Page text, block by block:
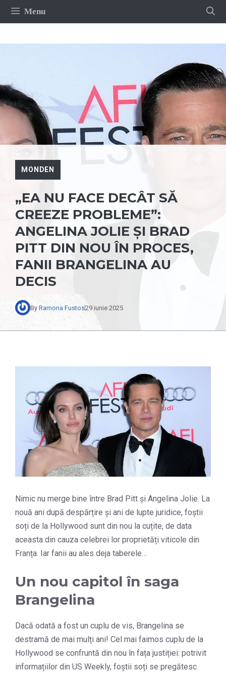
Sari
Menu
MONDEN
„EA NU FACE DECÂT SĂ
CREEZE PROBLEME”:
ANGELINA JOLIE ȘI BRAD
PITT DIN NOU ÎN PROCES,
FANII BRANGELINA AU
DECIS
By Ramona Fustos29 iunie 2025
Nimic nu merge bine între Brad Pitt și Angelina Jolie. La
nouă ani după despărțire și ani de lupte juridice, foștii
soți de la Hollywood sunt din nou la cuțite, de data
aceasta din cauza celebrei lor proprietăți viticole din
Franța. Iar fanii au ales deja taberele…
Un nou capitol în saga
Brangelina
Dacă odată a fost un cuplu de vis, Brangelina se
destramă de mai mulți ani! Cel mai faimos cuplu de la
Hollywood se confruntă din nou în fața justiției: potrivit
informațiilor din US Weekly, foștii soți se pregătesc